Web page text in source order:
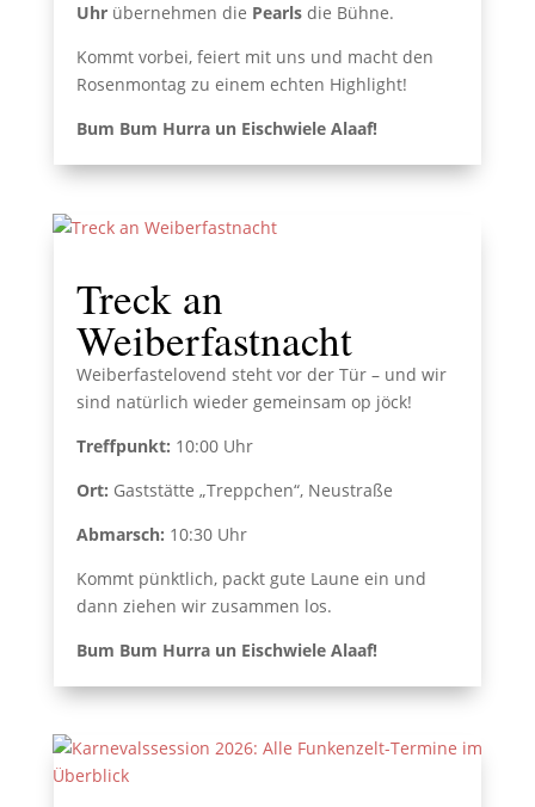
Uhrübernehmen die Pearlsdie Bühne.
Kommt vorbei, feiert mit uns und macht den
Rosenmontag zu einem echten Highlight!
Bum Bum Hurra un Eischwiele Alaaf!
Treck an
Weiberfastnacht
Weiberfastelovend steht vor der Tür – und wir
sind natürlich wieder gemeinsam op jöck!
Treffpunkt: 10:00 Uhr
Ort: Gaststätte „Treppchen“, Neustraße
Abmarsch: 10:30 Uhr
Kommt pünktlich, packt gute Laune ein und
dann ziehen wir zusammen los.
Bum Bum Hurra un Eischwiele Alaaf!